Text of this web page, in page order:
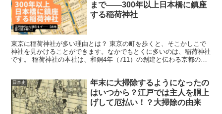
まで――300年以上日本橋に鎮座
する稲荷神社
東京に稲荷神社が多い理由とは？ 東京の町を歩くと、そこかしこで
神社を見かけることができます。なかでもとくに多いのは、稲荷神社
です。 稲荷神社の本社は、和銅4年（711）の創建と伝わる京都の伏
日本史
年末に大掃除するようになったの
はいつから？江戸では主人を胴上
げして厄払い！？大掃除の由来